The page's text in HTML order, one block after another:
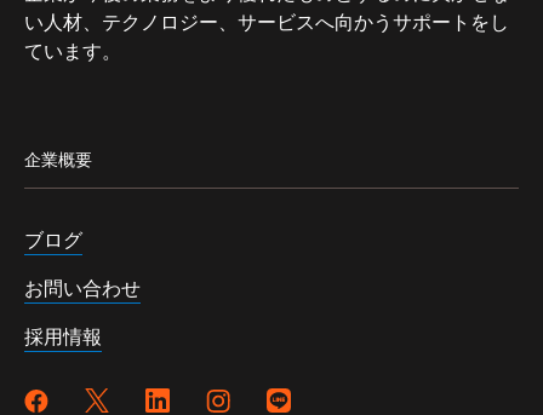
い人材、テクノロジー、サービスへ向かうサポートをし
ています。
企業概要
ブログ
お問い合わせ
採用情報